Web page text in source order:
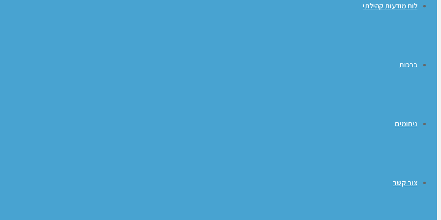
לוח מודעות קהילתי
ברכות
ניחומים
צור קשר